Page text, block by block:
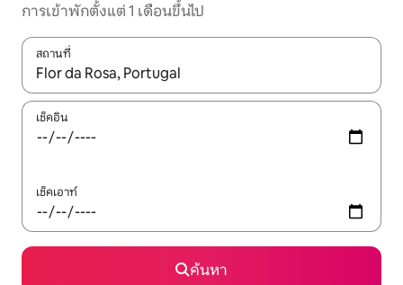
การเข้าพักตั้งแต่ 1 เดือนขึ้นไป
สถานที่
ใช้ลูกศรขึ้นลง หรือใช้การสัมผัสหรือปัด เพื่อสำรวจผลการค้นหา
เช็คอิน
เช็คเอาท์
ค้นหา